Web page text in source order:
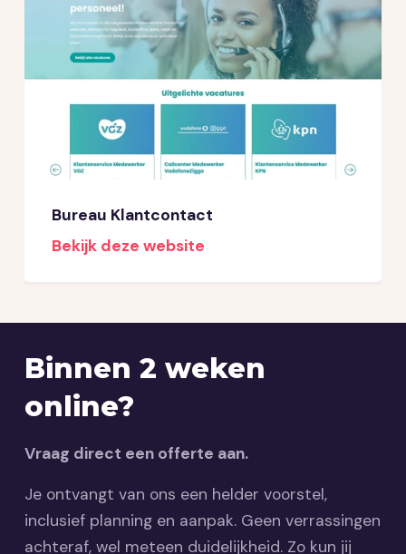
Bureau Klantcontact
Bekijk deze website
Binnen 2 weken
online?
Vraag direct een offerte aan.
Je ontvangt van ons een helder voorstel,
inclusief planning en aanpak. Geen verrassingen
achteraf, wel meteen duidelijkheid. Zo kun jij